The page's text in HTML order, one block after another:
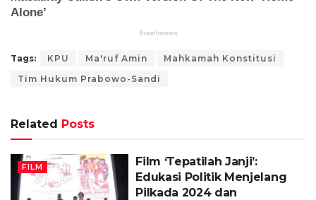
Tags: KPU Ma'ruf Amin
Mahkamah Konstitusi
Tim Hukum Prabowo-Sandi
Related Posts
FILM
Film ‘Tepatilah Janji’:
Edukasi Politik Menjelang
Pilkada 2024 dan